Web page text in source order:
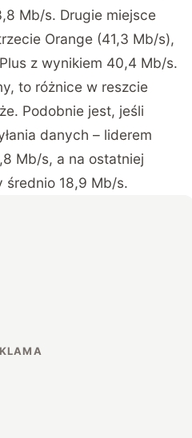
Mb/s. Drugie miejsce
Orange (41,3 Mb/s),
z wynikiem 40,4 Mb/s.
to różnice w reszcie
Podobnie jest, jeśli
danych – liderem
Mb/s, a na ostatniej
średnio 18,9 Mb/s.